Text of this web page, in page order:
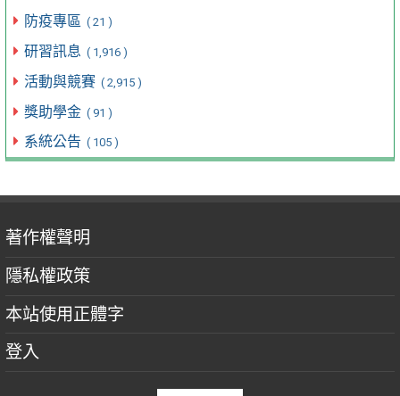
防疫專區 ( 21 )
研習訊息 ( 1,916 )
活動與競賽 ( 2,915 )
獎助學金 ( 91 )
系統公告 ( 105 )
著作權聲明
隱私權政策
本站使用正體字
登入